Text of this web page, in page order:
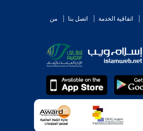
اتفاقية الخدمة اتصل بنا
من